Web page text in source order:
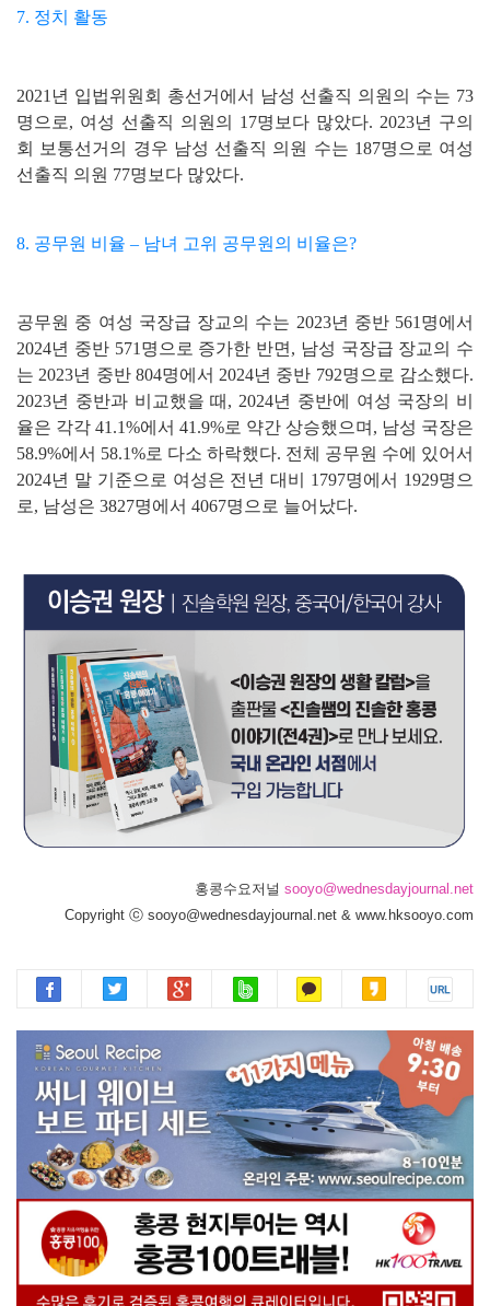
7. 정치 활동
2021년 입법위원회 총선거에서 남성 선출직 의원의 수는 73
명으로, 여성 선출직 의원의 17명보다 많았다. 2023년 구의
회 보통선거의 경우 남성 선출직 의원 수는 187명으로 여성
선출직 의원 77명보다 많았다.
8. 공무원 비율 – 남녀 고위 공무원의 비율은?
공무원 중 여성 국장급 장교의 수는 2023년 중반 561명에서
2024년 중반 571명으로 증가한 반면, 남성 국장급 장교의 수
는 2023년 중반 804명에서 2024년 중반 792명으로 감소했다.
2023년 중반과 비교했을 때, 2024년 중반에 여성 국장의 비
율은 각각 41.1%에서 41.9%로 약간 상승했으며, 남성 국장은
58.9%에서 58.1%로 다소 하락했다. 전체 공무원 수에 있어서
2024년 말 기준으로 여성은 전년 대비 1797명에서 1929명으
로, 남성은 3827명에서 4067명으로 늘어났다.
홍콩수요저널 sooyo@wednesdayjournal.net
Copyright ⓒ sooyo@wednesdayjournal.net & www.hksooyo.com